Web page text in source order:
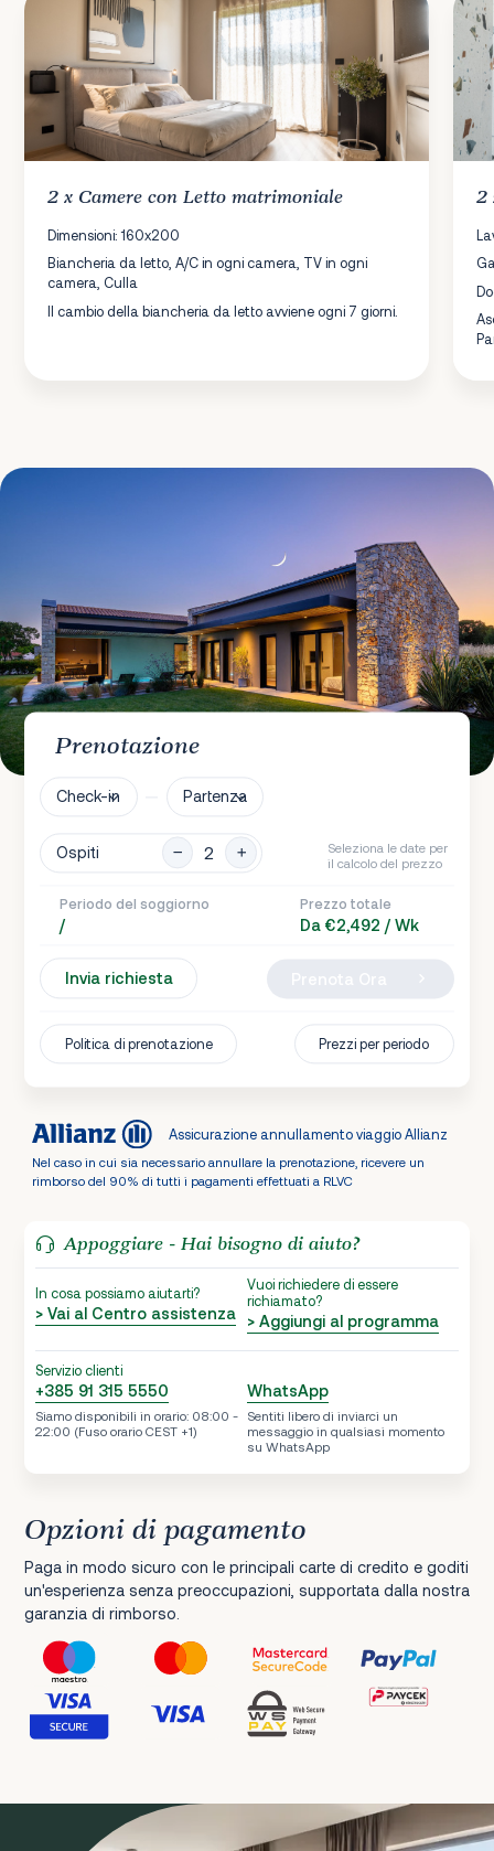
2 x Camere con Letto matrimoniale
Dimensioni: 160x200
Biancheria da letto, A/C in ogni camera, TV in ogni
camera, Culla
Il cambio della biancheria da letto avviene ogni 7 giorni.
2
Prenotazione
Check-in Partenza
Ospiti
Seleziona le date per
il calcolo del prezzo
Periodo del soggiorno
/
Prezzo totale
Da €2,492 / Wk
Invia richiesta
Politica di prenotazione Prezzi per periodo
Assicurazione annullamento viaggio Allianz
Nel caso in cui sia necessario annullare la prenotazione, ricevere un
rimborso del 90% di tutti i pagamenti effettuati a RLVC
Appoggiare - Hai bisogno di aiuto?
In cosa possiamo aiutarti?
> Vai al Centro assistenza
Vuoi richiedere di essere
richiamato?
> Aggiungi al programma
Servizio clienti
+385 91 315 5550
Siamo disponibili in orario: 08:00 -
22:00 (Fuso orario CEST +1)
WhatsApp
Sentiti libero di inviarci un
messaggio in qualsiasi momento
su WhatsApp
Opzioni di pagamento
Paga in modo sicuro con le principali carte di credito e goditi
un'esperienza senza preoccupazioni, supportata dalla nostra
garanzia di rimborso.